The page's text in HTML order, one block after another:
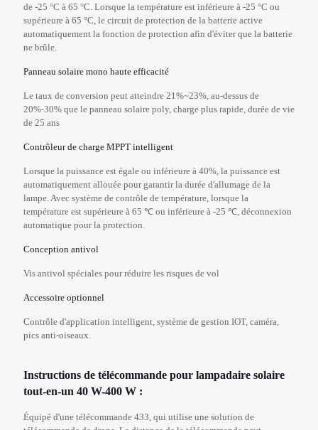
de -25 °C à 65 °C. Lorsque la température est inférieure à -25 °C ou
supérieure à 65 °C, le circuit de protection de la batterie active
automatiquement la fonction de protection afin d'éviter que la batterie
ne brûle.
Panneau solaire mono haute efficacité
Le taux de conversion peut atteindre 21%~23%, au-dessus de
20%-30% que le panneau solaire poly, charge plus rapide, durée de vie
de 25 ans
Contrôleur de charge MPPT intelligent
Lorsque la puissance est égale ou inférieure à 40%, la puissance est
automatiquement allouée pour garantir la durée d'allumage de la
lampe. Avec système de contrôle de température, lorsque la
température est supérieure à 65 ℃ ou inférieure à -25 ℃, déconnexion
automatique pour la protection.
Conception antivol
Vis antivol spéciales pour réduire les risques de vol
Accessoire optionnel
Contrôle d'application intelligent, système de gestion IOT, caméra,
pics anti-oiseaux.
Instructions de télécommande pour lampadaire solaire
tout-en-un 40 W-400 W :
Équipé d'une télécommande 433, qui utilise une solution de